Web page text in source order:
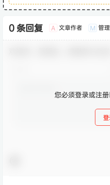
0 条回复 A 文章作者 M 管
您必须登录或注